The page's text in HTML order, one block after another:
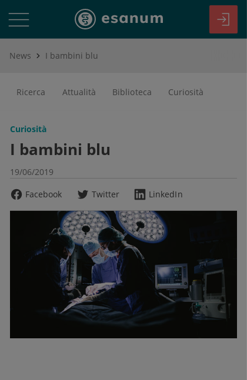
News I bambini blu
Ricerca Attualità Biblioteca Curiosità
Curiosità
I bambini blu
19/06/2019
Facebook
Twitter LinkedIn